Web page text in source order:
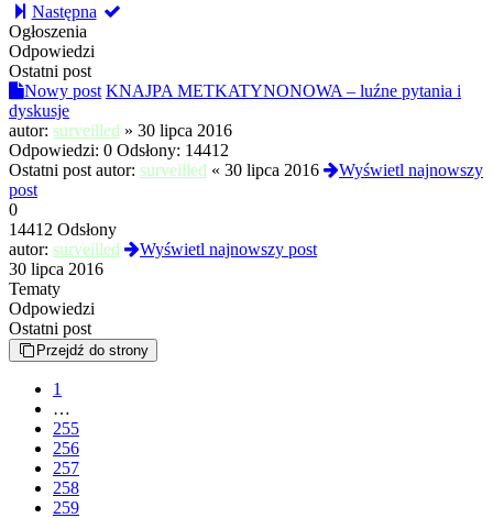
Następna
Ogłoszenia
Odpowiedzi
Ostatni post
Nowy post KNAJPA METKATYNONOWA – luźne pytania i
dyskusje
autor: surveilled » 30 lipca 2016
Odpowiedzi: 0 Odsłony: 14412
Ostatni post autor: surveilled « 30 lipca 2016
Wyświetl najnowszy
post
0
14412 Odsłony
autor: surveilled
Wyświetl najnowszy post
30 lipca 2016
Tematy
Odpowiedzi
Ostatni post
Przejdź do strony
1
…
255
256
257
258
259